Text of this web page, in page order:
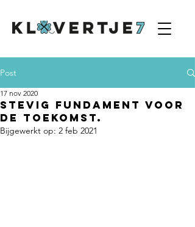
Post
Stevig fundament voor
de toekomst.
17 nov 2020
Bijgewerkt op: 2 feb 2021